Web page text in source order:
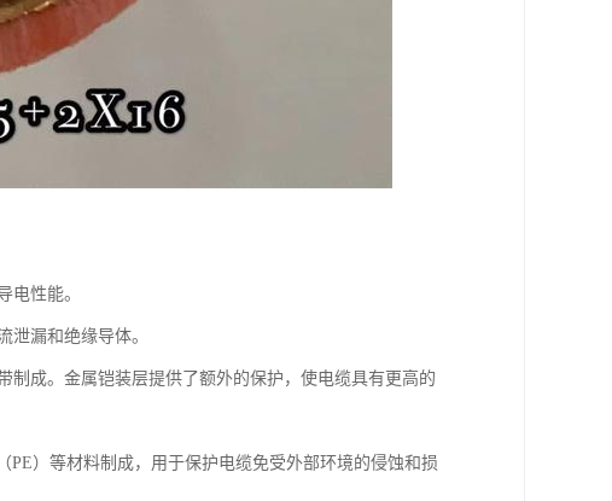
电性能。
泄漏和绝缘导体。
成。金属铠装层提供了额外的保护，使电缆具有更高的
）等材料制成，用于保护电缆免受外部环境的侵蚀和损